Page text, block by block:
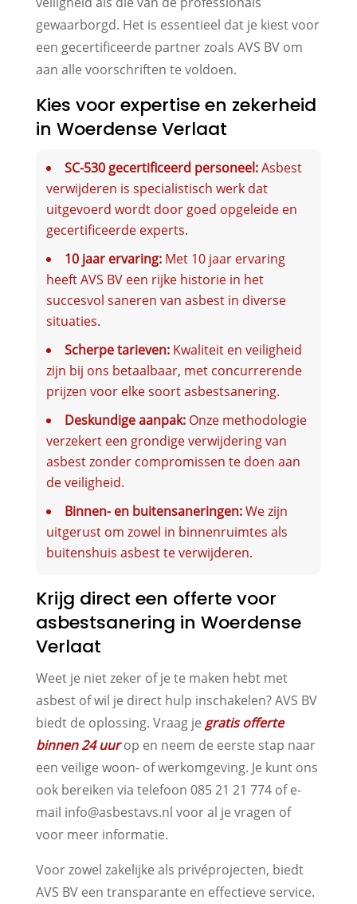
gewaarborgd. Het is essentieel dat je kiest voor
een gecertificeerde partner zoals AVS BV om
aan alle voorschriften te voldoen.
Kies voor expertise en zekerheid
in Woerdense Verlaat
SC-530 gecertificeerd personeel:Asbest
verwijderen is specialistisch werk dat
uitgevoerd wordt door goed opgeleide en
gecertificeerde experts.
10 jaar ervaring:Met 10 jaar ervaring
heeft AVS BV een rijke historie in het
succesvol saneren van asbest in diverse
situaties.
Scherpe tarieven:Kwaliteit en veiligheid
zijn bij ons betaalbaar, met concurrerende
prijzen voor elke soort asbestsanering.
Deskundige aanpak:Onze methodologie
verzekert een grondige verwijdering van
asbest zonder compromissen te doen aan
de veiligheid.
Binnen- en buitensaneringen:We zijn
uitgerust om zowel in binnenruimtes als
buitenshuis asbest te verwijderen.
Krijg direct een offerte voor
asbestsanering in Woerdense
Verlaat
Weet je niet zeker of je te maken hebt met
asbest of wil je direct hulp inschakelen? AVS BV
biedt de oplossing. Vraag je gratis offerte
binnen 24 uurop en neem de eerste stap naar
een veilige woon- of werkomgeving. Je kunt ons
ook bereiken via telefoon 085 21 21 774 of e-
mail info@asbestavs.nl voor al je vragen of
voor meer informatie.
Voor zowel zakelijke als privéprojecten, biedt
AVS BV een transparante en effectieve service.